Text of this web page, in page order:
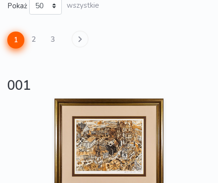
Pokaż wszystkie
1 2 3
001